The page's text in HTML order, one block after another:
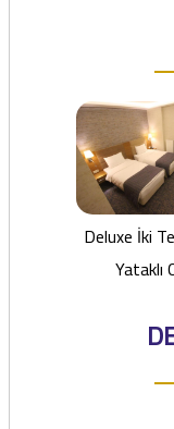
Deluxe İki
Yataklı